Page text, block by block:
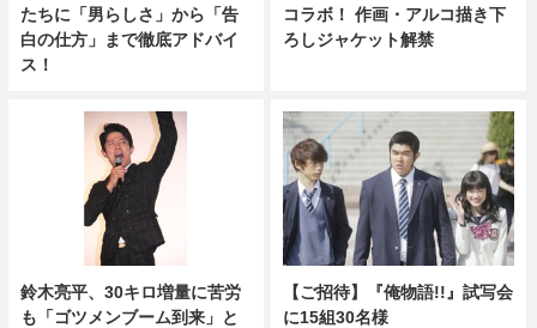
たちに「男らしさ」から「告
白の仕方」まで徹底アドバイ
ス！
コラボ！ 作画・アルコ描き下
ろしジャケット解禁
鈴木亮平、30キロ増量に苦労
も「ゴツメンブーム到来」と
【ご招待】『俺物語!!』試写会
に15組30名様